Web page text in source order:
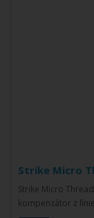
Strike Micro
Strike Micro
kompenzátor z